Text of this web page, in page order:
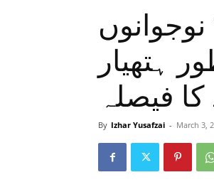
ہتھیار
فیصلہ
By Izhar Yusafzai - March 3,